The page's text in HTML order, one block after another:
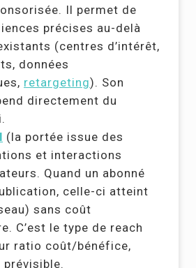
Il permet de
précises au-delà
(centres d’intérêt,
données
retargeting). Son
directement du
(la portée issue des
et interactions
Quand un abonné
celle-ci atteint
sans coût
C’est le type de reach
ratio coût/bénéfice,